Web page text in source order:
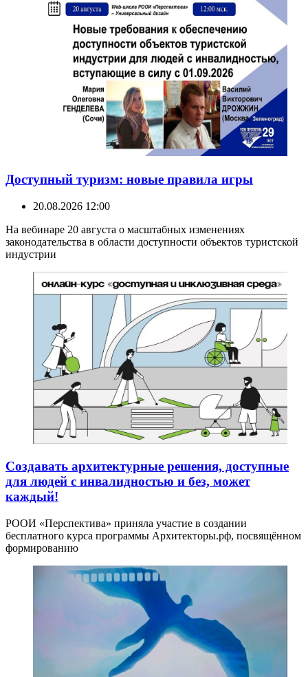
Доступный туризм: новые правила игры
20.08.2026 12:00
На вебинаре 20 августа о масштабных изменениях
законодательства в области доступности объектов туристской
индустрии
Создавать архитектурные решения, доступные
для людей с инвалидностью и без, может
каждый!
РООИ «Перспектива» приняла участие в создании
бесплатного курса программы Архитекторы.рф, посвящённом
формированию